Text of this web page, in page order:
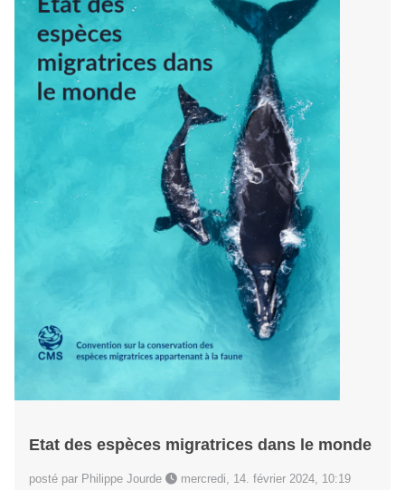
Etat des espèces migratrices dans le monde
posté par Philippe Jourde mercredi, 14. février 2024, 10:19